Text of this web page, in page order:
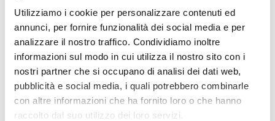
Utilizziamo i cookie per personalizzare contenuti ed
annunci, per fornire funzionalità dei social media e per
analizzare il nostro traffico. Condividiamo inoltre
informazioni sul modo in cui utilizza il nostro sito con i
nostri partner che si occupano di analisi dei dati web,
pubblicità e social media, i quali potrebbero combinarle
con altre informazioni che ha fornito loro o che hanno
raccolto dal suo utilizzo dei loro servizi.
Entrato nell’orbita di Trieste nel 2013, Francesco
Martorana, dal 2021 group chief investment officer
delle Generali, ha dato le dimissioni. Il manager, che
non fa parte del group management committee
(GMC) ma è una riporto diretto del general manager
Marco Sesana, uscirà a stretto giro, già a inizio
giugno, per intraprendere una nuova avventura
professionale.